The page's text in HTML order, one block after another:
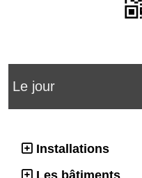
Le jour
Installations
Les bâtiments